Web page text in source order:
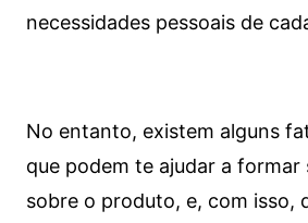
necessidades pessoais de
No entanto, existem alguns
que podem te ajudar a formar
sobre o produto, e, com isso,